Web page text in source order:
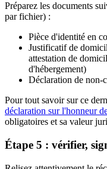
Préparez les documents
par fichier) :
Pièce d'identité en
Justificatif de
attestation de
d'hébergement)
Déclaration de non-
Pour tout savoir sur ce
déclaration sur l'honneur
obligatoires et sa valeur
Étape 5 : vérifier,